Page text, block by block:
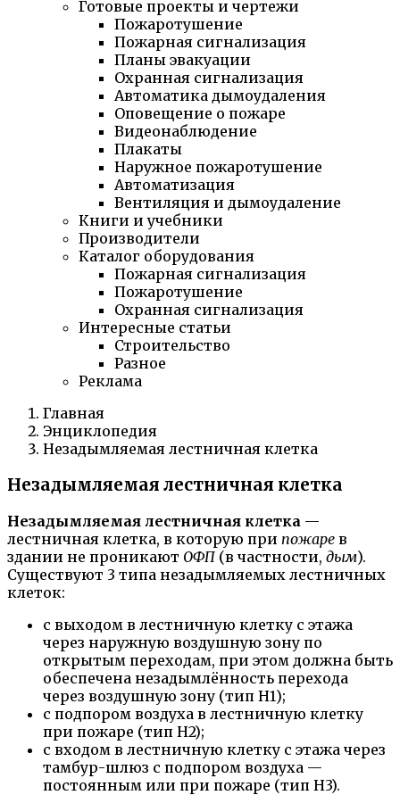
Готовые проекты и чертежи
Пожаротушение
Пожарная сигнализация
Планы эвакуации
Охранная сигнализация
Автоматика дымоудаления
Оповещение о пожаре
Видеонаблюдение
Плакаты
Наружное пожаротушение
Автоматизация
Вентиляция и дымоудаление
Книги и учебники
Производители
Каталог оборудования
Пожарная сигнализация
Пожаротушение
Охранная сигнализация
Интересные статьи
Строительство
Разное
Реклама
Главная
Энциклопедия
Незадымляемая лестничная клетка
Незадымляемая лестничная клетка
Незадымляемая лестничная клетка —
лестничная клетка, в которую при пожаре в
здании не проникают ОФП (в частности, дым).
Существуют 3 типа незадымляемых лестничных
клеток:
с выходом в лестничную клетку с этажа
через наружную воздушную зону по
открытым переходам, при этом должна быть
обеспечена незадымлённость перехода
через воздушную зону (тип H1);
с подпором воздуха в лестничную клетку
при пожаре (тип Н2);
с входом в лестничную клетку с этажа через
тамбур-шлюз с подпором воздуха —
постоянным или при пожаре (тип Н3).